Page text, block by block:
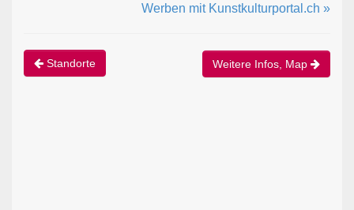
Werben mit Kunstkulturportal.ch »
Standorte Weitere Infos, Map